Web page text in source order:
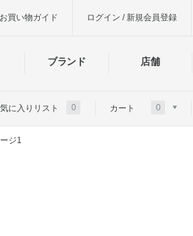
ブランド 店舗
お買い物ガイド ログイン / 新規会員登録
に入りリスト 0 カート 0
ジ1